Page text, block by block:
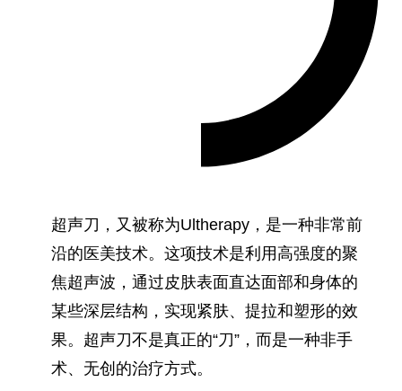
超声刀，又被称为Ultherapy，是一种非常前
沿的医美技术。这项技术是利用高强度的聚
焦超声波，通过皮肤表面直达面部和身体的
某些深层结构，实现紧肤、提拉和塑形的效
果。超声刀不是真正的“刀”，而是一种非手
术、无创的治疗方式。